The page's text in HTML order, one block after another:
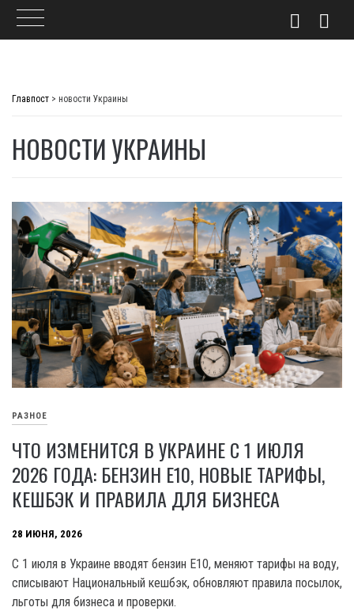
Главпост > новости Украины
НОВОСТИ УКРАИНЫ
РАЗНОЕ
ЧТО ИЗМЕНИТСЯ В УКРАИНЕ С 1 ИЮЛЯ
2026 ГОДА: БЕНЗИН Е10, НОВЫЕ ТАРИФЫ,
КЕШБЭК И ПРАВИЛА ДЛЯ БИЗНЕСА
28 ИЮНЯ, 2026
С 1 июля в Украине вводят бензин Е10, меняют тарифы на воду,
списывают Национальный кешбэк, обновляют правила посылок,
льготы для бизнеса и проверки.